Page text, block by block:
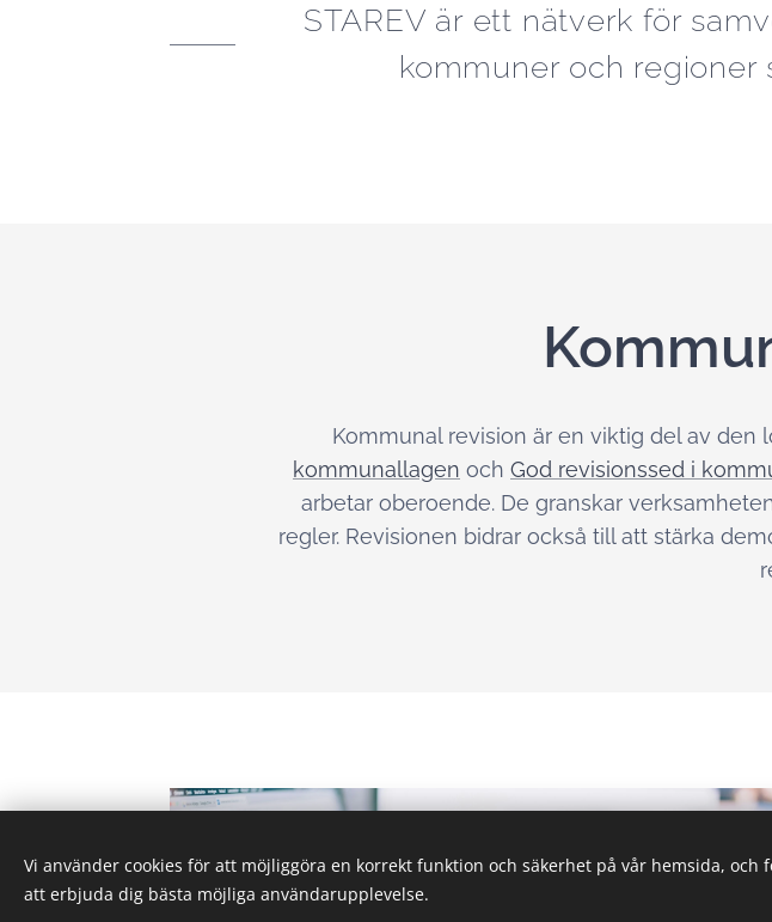
STAREV är ett nätverk för
kommuner och regioner
Kommunal revision är en viktig del av den
kommunallagen och God revisionssed i
arbetar oberoende. De granskar
regler. Revisionen bidrar också till att stärka
Vi använder cookies för att möjliggöra en korrekt funktion och säkerhet på vår hemsida, och
att erbjuda dig bästa möjliga användarupplevelse.